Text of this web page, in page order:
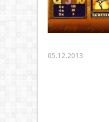
05.12.2013